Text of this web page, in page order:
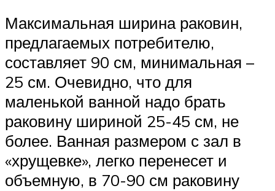
Максимальная ширина раковин,
предлагаемых потребителю,
составляет 90 см, минимальная –
25 см. Очевидно, что для
маленькой ванной надо брать
раковину шириной 25-45 см, не
более. Ванная размером с зал в
«хрущевке», легко перенесет и
объемную, в 70-90 см раковину